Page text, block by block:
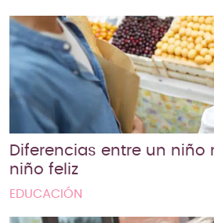
Diferencias entre un niño
niño feliz
EDUCACIÓN